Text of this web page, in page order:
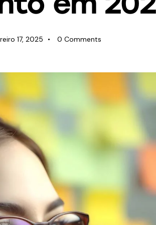
17, 2025 0 Comments